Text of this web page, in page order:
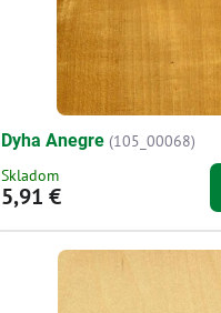
Dyha Anegre (105_00068)
Skladom
5,91 €